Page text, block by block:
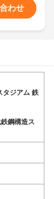
わせ
タジアム 鉄
鋼構造ス